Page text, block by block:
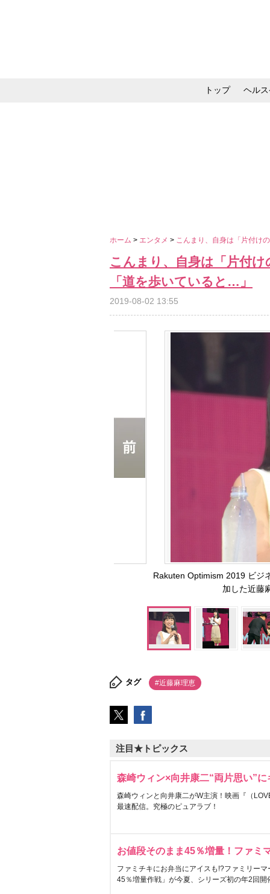
トップ ヘル
ホーム > エンタメ > こんまり、自身は「片付け
こんまり、自身は「片付
「道を歩いていると…」
2019-08-02 13:55
Rakuten Optimism 2019 ビジ
加した近藤
タグ #近藤麻理恵
注目★トピックス
森崎ウィン×向井康二“両片思い”
森崎ウィンと向井康二がW主演！映画『（
最速配信。究極のピュアラブ！
お値段そのまま45％増量！ファミ
ファミチキにお弁当にアイスも!?ファミリー
45％増量作戦」が今夏、シリーズ初の年2回開